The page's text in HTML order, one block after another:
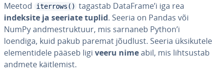
Meetod
iterrows() tagastab DataFrame’i iga rea
indeksite ja seeriate tuplid. Seeria on Pandas või
NumPy and­me­st­ruk­tuur, mis sarnaneb Python’i
loendiga, kuid pakub paremat jõudlust. Seeria ük­si­ku­tele
ele­men­ti­dele pääseb ligi veeru nimeabil, mis liht­sus­tab
andmete käit­le­mist.